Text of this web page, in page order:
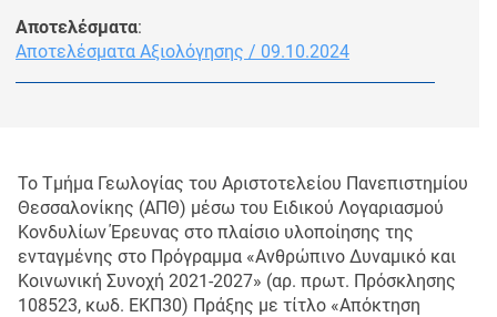
Αποτελέσματα:
Αποτελέσματα Αξιολόγησης / 09.10.2024
Το Τμήμα Γεωλογίας του Αριστοτελείου Πανεπιστημίου
Θεσσαλονίκης (ΑΠΘ) μέσω του Ειδικού Λογαριασμού
Κονδυλίων Έρευνας στο πλαίσιο υλοποίησης της
ενταγμένης στο Πρόγραμμα «Ανθρώπινο Δυναμικό και
Κοινωνική Συνοχή 2021-2027» (αρ. πρωτ. Πρόσκλησης
108523, κωδ. ΕΚΠ30) Πράξης με τίτλο «Απόκτηση